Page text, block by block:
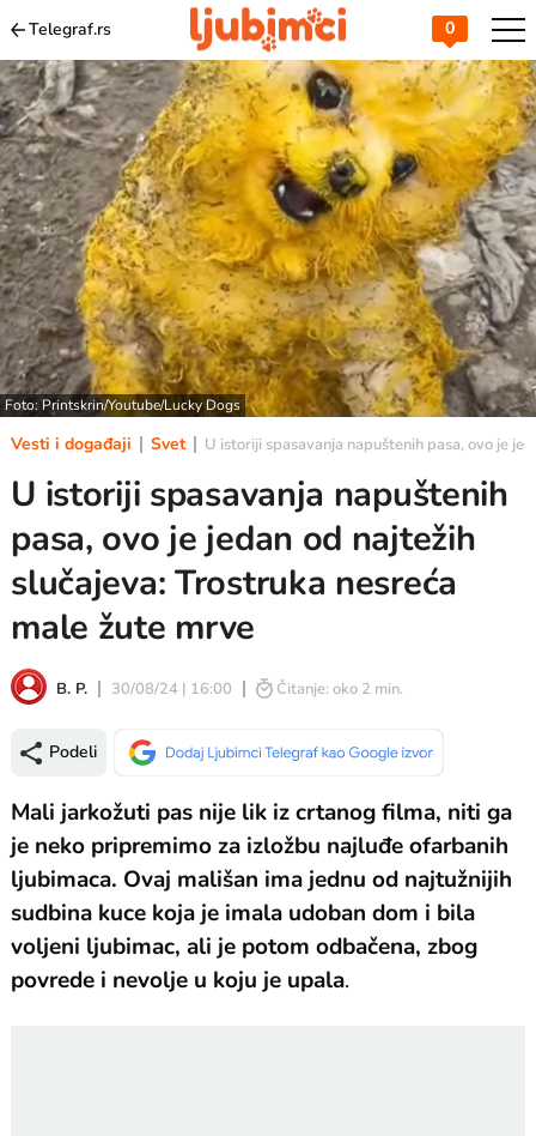
Telegraf.rs 0
Foto: Printskrin/Youtube/Lucky Dogs
Vesti i događaji Svet U istoriji spasavanja napuštenih pasa, ovo je
U istoriji spasavanja napuštenih
pasa, ovo je jedan od najtežih
slučajeva: Trostruka nesreća
male žute mrve
B. P. 30/08/24 | 16:00 Čitanje: oko 2 min.
Podeli
Mali jarkožuti pas nije lik iz crtanog filma, niti ga
je neko pripremimo za izložbu najluđe ofarbanih
ljubimaca. Ovaj mališan ima jednu od najtužnijih
sudbina kuce koja je imala udoban dom i bila
voljeni ljubimac, ali je potom odbačena, zbog
povrede i nevolje u koju je upala.